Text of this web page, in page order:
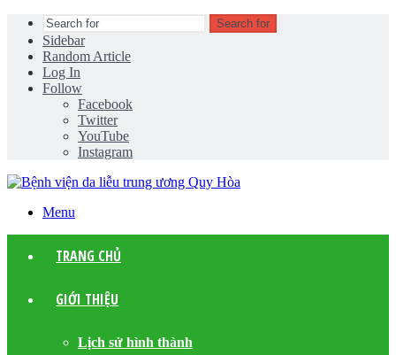
Search for
Sidebar
Random Article
Log In
Follow
Facebook
Twitter
YouTube
Instagram
Menu
TRANG CHỦ
GIỚI THIỆU
Lịch sử hình thành